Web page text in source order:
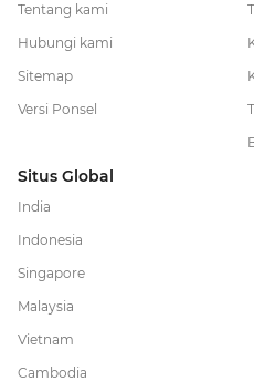
Tentang kami
Hubungi kami
Sitemap
Versi Ponsel
Situs Global
India
Indonesia
Singapore
Malaysia
Vietnam
Cambodia